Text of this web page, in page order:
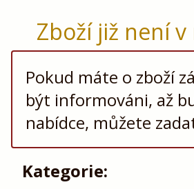
Zboží již není
Pokud máte o zboží
být informováni, až
nabídce, můžete
Kategorie: